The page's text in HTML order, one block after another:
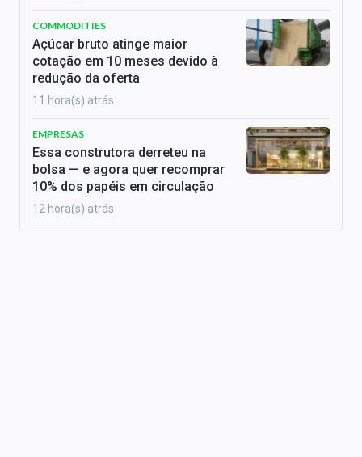
COMMODITIES
Açúcar bruto atinge maior
cotação em 10 meses devido à
redução da oferta
11 hora(s) atrás
EMPRESAS
Essa construtora derreteu na
bolsa — e agora quer recomprar
10% dos papéis em circulação
12 hora(s) atrás